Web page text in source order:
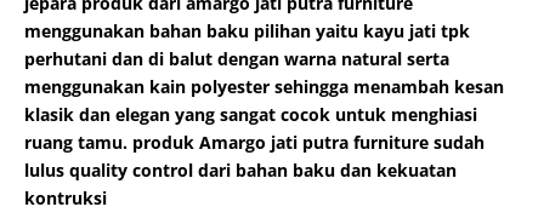
menggunakan bahan baku pilihan yaitu kayu jati tpk
perhutani dan di balut dengan warna natural serta
menggunakan kain polyester sehingga menambah kesan
klasik dan elegan yang sangat cocok untuk menghiasi
ruang tamu. produk Amargo jati putra furniture sudah
lulus quality control dari bahan baku dan kekuatan
kontruksi